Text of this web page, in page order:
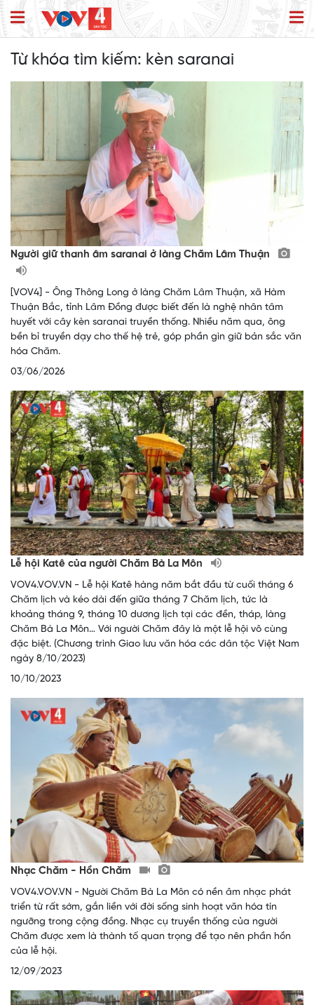
Từ khóa tìm kiếm: kèn saranai
Người giữ thanh âm saranai ở làng Chăm Lâm Thuận
[VOV4] - Ông Thông Long ở làng Chăm Lâm Thuận, xã Hàm
Thuận Bắc, tỉnh Lâm Đồng được biết đến là nghệ nhân tâm
huyết với cây kèn saranai truyền thống. Nhiều năm qua, ông
bền bỉ truyền dạy cho thế hệ trẻ, góp phần gìn giữ bản sắc văn
hóa Chăm.
03/06/2026
Lễ hội Katê của người Chăm Bà La Môn
VOV4.VOV.VN - Lễ hội Katê hàng năm bắt đầu từ cuối tháng 6
Chăm lịch và kéo dài đến giữa tháng 7 Chăm lịch, tức là
khoảng tháng 9, tháng 10 dương lịch tại các đền, tháp, làng
Chăm Bà La Môn… Với người Chăm đây là một lễ hội vô cùng
đặc biệt. (Chương trình Giao lưu văn hóa các dân tộc Việt Nam
ngày 8/10/2023)
10/10/2023
Nhạc Chăm - Hồn Chăm
VOV4.VOV.VN - Người Chăm Bà La Môn có nền âm nhạc phát
triển từ rất sớm, gắn liền với đời sống sinh hoạt văn hóa tín
ngưỡng trong cộng đồng. Nhạc cụ truyền thống của người
Chăm được xem là thành tố quan trọng để tạo nên phần hồn
của lễ hội.
12/09/2023